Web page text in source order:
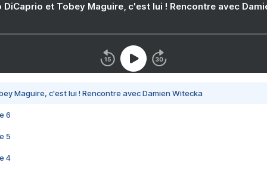
DiCaprio et Tobey Maguire, c'est lui ! Rencontre avec
Maguire, c'est lui ! Rencontre avec Damien Witecka
6
5
4